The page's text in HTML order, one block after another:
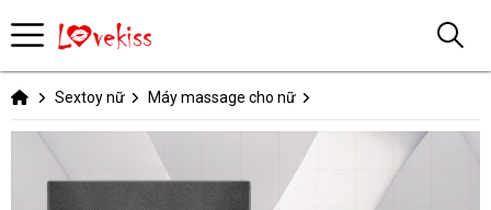
Sextoy nữ Máy massage cho nữ